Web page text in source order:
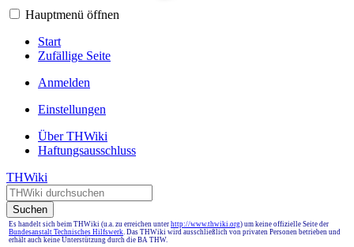
Hauptmenü öffnen
Start
Zufällige Seite
Anmelden
Einstellungen
Über THWiki
Haftungsausschluss
THWiki
Suchen
Es handelt sich beim THWiki (u.a. zu erreichen unter http://www.thwiki.org) um keine offizielle Seite der
Bundesanstalt Technisches Hilfswerk. Das THWiki wird ausschließlich von privaten Personen betrieben und
erhält auch keine Unterstützung durch die BA THW.